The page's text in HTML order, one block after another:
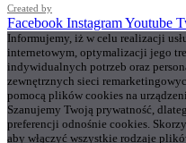
Created by
Facebook InstagramYoutube
Informujemy, iż w celu realizacji
internetowym, optymalizacji jego
indywidualnych potrzeb oraz
zewnętrznych sieci
pomocą plików cookies na
Szanujemy Twoją prywatność,
preferencji odnośnie cookies.
aby włączyć wszystkie rodzaje